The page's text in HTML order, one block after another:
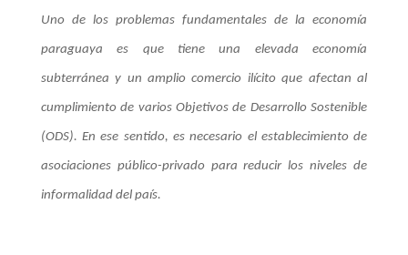
Uno de los problemas fundamentales de la economía
paraguaya es que tiene una elevada economía
subterránea y un amplio comercio ilícito que afectan al
cumplimiento de varios Objetivos de Desarrollo Sostenible
(ODS). En ese sentido, es necesario el establecimiento de
asociaciones público-privado para reducir los niveles de
informalidad del país.